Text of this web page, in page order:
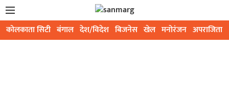
कोलकाता सिटी बंगाल देश/विदेश बिजनेस खेल मनोरंजन अपराजिता